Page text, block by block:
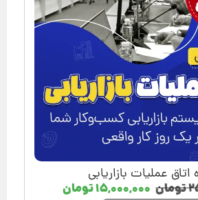
اتاق عملیات بازاریابی
تومان ۱۵,۰۰۰,۰۰۰تومان